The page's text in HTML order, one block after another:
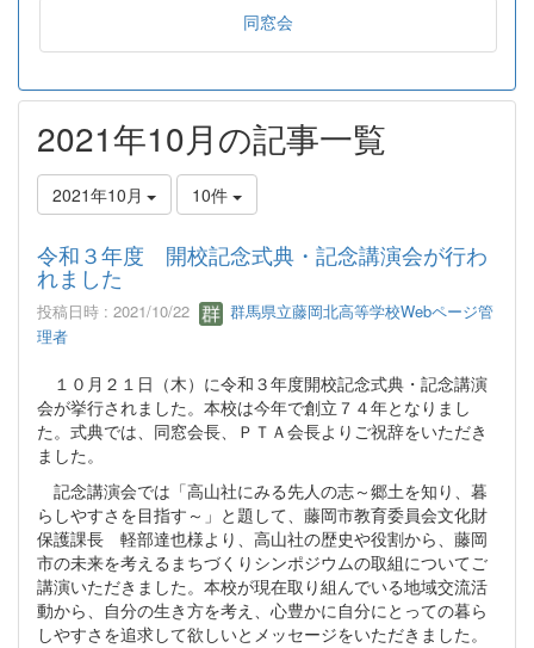
同窓会
2021年10月の記事一覧
2021年10月 10件
令和３年度 開校記念式典・記念講演会が行わ
れました
投稿日時 : 2021/10/22
群馬県立藤岡北高等学校Webページ管
理者
１０月２１日（木）に令和３年度開校記念式典・記念講演
会が挙行されました。本校は今年で創立７４年となりまし
た。式典では、同窓会長、ＰＴＡ会長よりご祝辞をいただき
ました。
記念講演会では「高山社にみる先人の志～郷土を知り、暮
らしやすさを目指す～」と題して、藤岡市教育委員会文化財
保護課長 軽部達也様より、高山社の歴史や役割から、藤岡
市の未来を考えるまちづくりシンポジウムの取組についてご
講演いただきました。本校が現在取り組んでいる地域交流活
動から、自分の生き方を考え、心豊かに自分にとっての暮ら
しやすさを追求して欲しいとメッセージをいただきました。